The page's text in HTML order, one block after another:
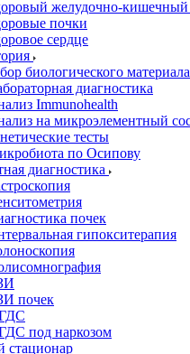
желудочно-кишечный
почки
сердце
биологического материала
диагностика
Immunohealth
на микроэлементный
тесты
по Осипову
диагностика
почек
гипокситерапия
почек
под наркозом
стационар